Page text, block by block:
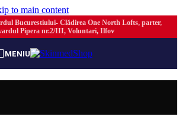
to main content
Bucurestiului- Clădirea One North Lofts, parter,
Pipera nr.2/III, Voluntari, Ilfov
MENIU